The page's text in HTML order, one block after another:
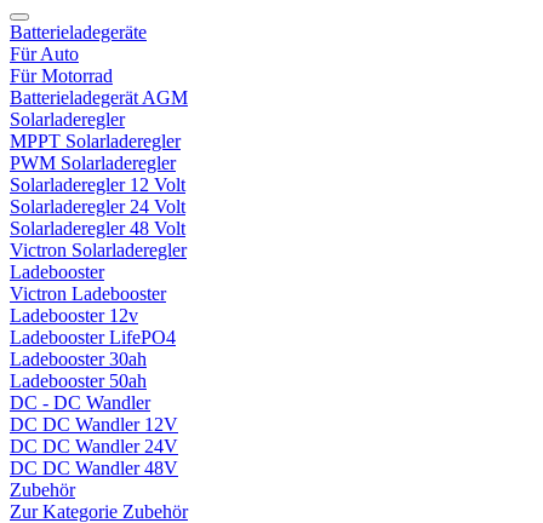
Batterieladegeräte
Für Auto
Für Motorrad
Batterieladegerät AGM
Solarladeregler
MPPT Solarladeregler
PWM Solarladeregler
Solarladeregler 12 Volt
Solarladeregler 24 Volt
Solarladeregler 48 Volt
Victron Solarladeregler
Ladebooster
Victron Ladebooster
Ladebooster 12v
Ladebooster LifePO4
Ladebooster 30ah
Ladebooster 50ah
DC - DC Wandler
DC DC Wandler 12V
DC DC Wandler 24V
DC DC Wandler 48V
Zubehör
Zur Kategorie Zubehör